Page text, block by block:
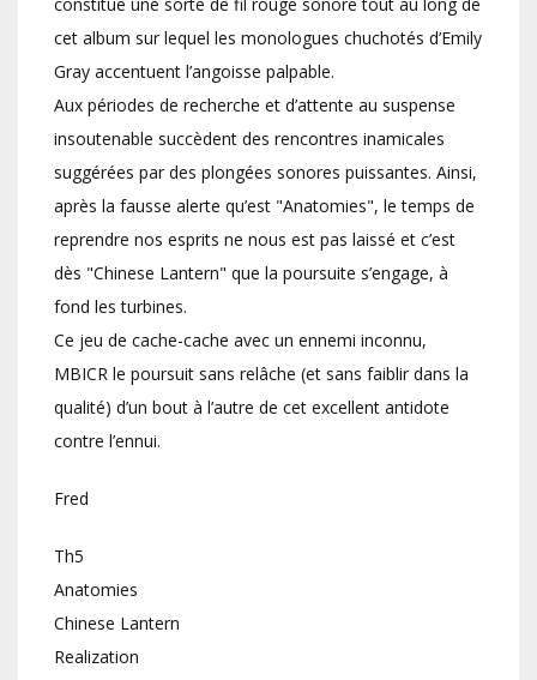
cet album sur lequel les monologues chuchotés d’Emily
Gray accentuent l’angoisse palpable.
Aux périodes de recherche et d’attente au suspense
insoutenable succèdent des rencontres inamicales
suggérées par des plongées sonores puissantes. Ainsi,
après la fausse alerte qu’est "Anatomies", le temps de
reprendre nos esprits ne nous est pas laissé et c’est
dès "Chinese Lantern" que la poursuite s’engage, à
fond les turbines.
Ce jeu de cache-cache avec un ennemi inconnu,
MBICR le poursuit sans relâche (et sans faiblir dans la
qualité) d’un bout à l’autre de cet excellent antidote
contre l’ennui.
Fred
Th5
Anatomies
Chinese Lantern
Realization